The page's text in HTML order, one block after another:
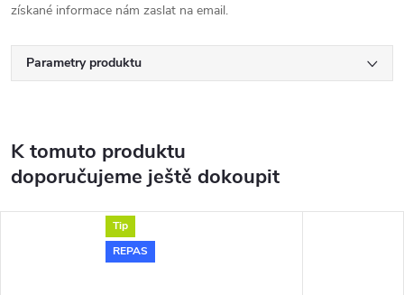
získané informace nám zaslat na email.
Parametry produktu
K tomuto produktu
doporučujeme ještě dokoupit
Tip
REPAS